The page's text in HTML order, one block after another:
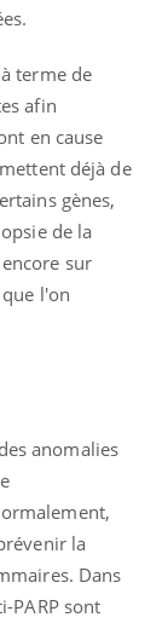
terme de
afin
en cause
déjà de
gènes,
de la
sur
l'on
anomalies
la
Dans
PARP sont